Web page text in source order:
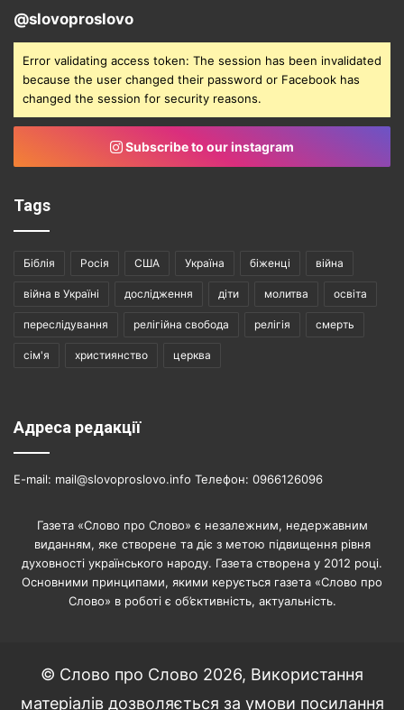
@slovoproslovo
Error validating access token: The session has been invalidated
because the user changed their password or Facebook has
changed the session for security reasons.
Subscribe to our instagram
Tags
Біблія Росія США Україна біженці війна
війна в Україні дослідження діти молитва освіта
переслідування релігійна свобода релігія смерть
сім'я християнство церква
Адреса редакції
E-mail: mail@slovoproslovo.info Телефон: 0966126096
Газета «Слово про Слово» є незалежним, недержавним
виданням, яке створене та діє з метою підвищення рівня
духовності українського народу. Газета створена у 2012 році.
Основними принципами, якими керується газета «Слово про
Слово» в роботі є об’єктивність, актуальність.
© Слово про Слово 2026, Використання
матеріалів дозволяється за умови посилання